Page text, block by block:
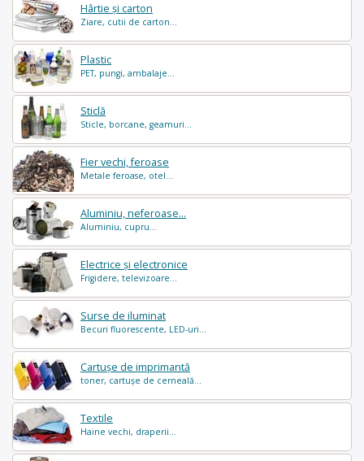
Hârtie și carton
Ziare, cutii de carton...
Plastic
PET, pungi, ambalaje...
Sticlă
Sticle, borcane, geamuri...
Fier vechi, feroase
Metale feroase, otel...
Aluminiu, neferoase...
Aluminiu, cupru...
Electrice și electronice
Frigidere, televizoare...
Surse de iluminat
Becuri fluorescente, LED-uri...
Cartușe de imprimantă
toner, cartușe de cerneală...
Textile
Haine vechi, draperii...